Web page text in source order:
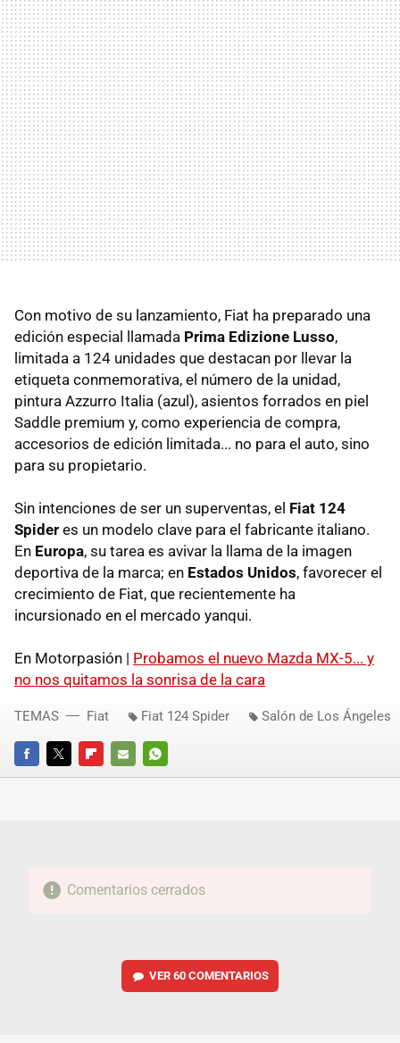
Con motivo de su lanzamiento, Fiat ha preparado una
edición especial llamada Prima Edizione Lusso,
limitada a 124 unidades que destacan por llevar la
etiqueta conmemorativa, el número de la unidad,
pintura Azzurro Italia (azul), asientos forrados en piel
Saddle premium y, como experiencia de compra,
accesorios de edición limitada... no para el auto, sino
para su propietario.
Sin intenciones de ser un superventas, el Fiat 124
Spider es un modelo clave para el fabricante italiano.
En Europa, su tarea es avivar la llama de la imagen
deportiva de la marca; en Estados Unidos, favorecer el
crecimiento de Fiat, que recientemente ha
incursionado en el mercado yanqui.
En Motorpasión | Probamos el nuevo Mazda MX-5... y
no nos quitamos la sonrisa de la cara
FACEBOOKTWITTERFLIPBOARD
E-
WHATSAPP
TEMAS Fiat Fiat 124 Spider Salón de Los Ángeles
Comentarios cerrados
VER 60 COMENTARIOS